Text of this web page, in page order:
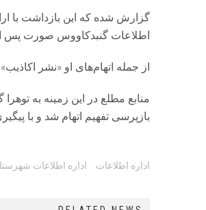
گزارش شده که این بازداشت با
اطلاعات گنبدکاووس صورت پس
از جمله اتهام‌های او «نشر
بازپرسی تفهیم اتهام شد و با
Tags:
اداره اطلاعات اداره اطلاعات